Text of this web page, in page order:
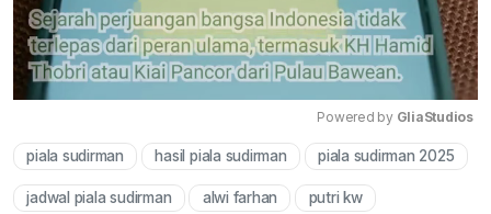
Mute
Powered by GliaStudios
piala sudirman hasil piala sudirman piala sudirman 2025
jadwal piala sudirman alwi farhan putri kw